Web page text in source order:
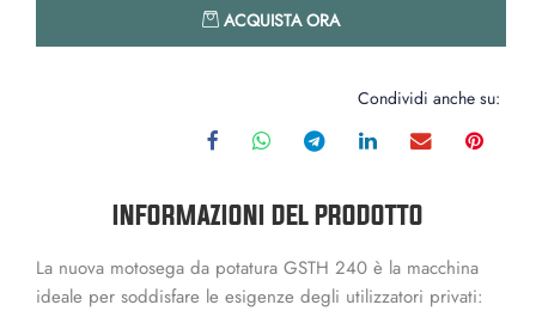
ACQUISTA ORA
Condividi anche su:
INFORMAZIONI DEL PRODOTTO
La nuova motosega da potatura GSTH 240 è la macchina
ideale per soddisfare le esigenze degli utilizzatori privati: